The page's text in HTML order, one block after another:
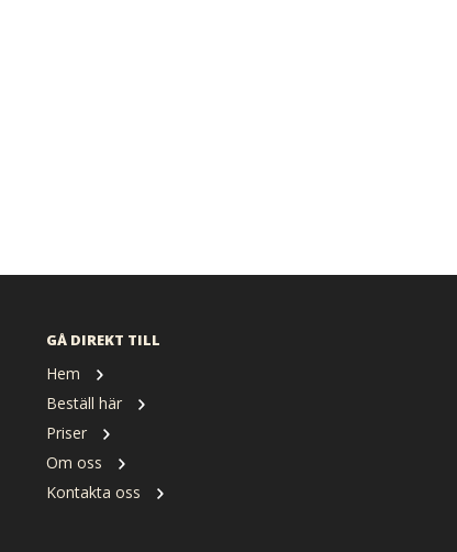
GÅ DIREKT TILL
Hem
Beställ här
Priser
Om oss
Kontakta oss